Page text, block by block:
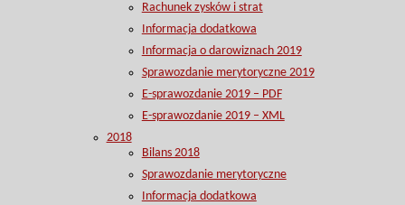
Rachunek zysków i strat
Informacja dodatkowa
Informacja o darowiznach 2019
Sprawozdanie merytoryczne 2019
E-sprawozdanie 2019 – PDF
E-sprawozdanie 2019 – XML
2018
Bilans 2018
Sprawozdanie merytoryczne
Informacja dodatkowa